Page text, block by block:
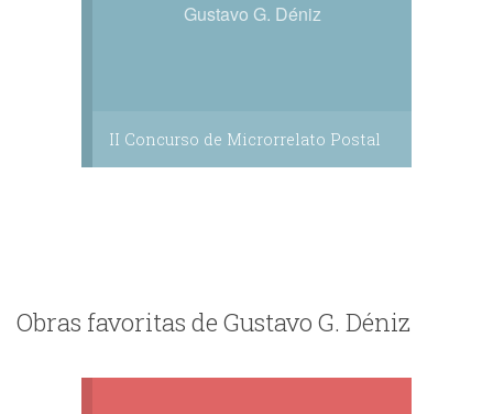
Gustavo G. Déniz
II Concurso de Microrrelato Postal
Obras favoritas de Gustavo G. Déniz